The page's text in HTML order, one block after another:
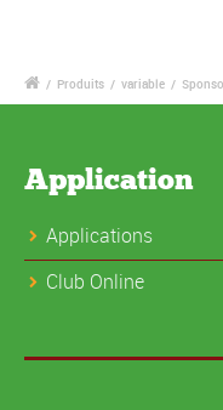
/ Produits / variable /
Application
Applications
Club Online